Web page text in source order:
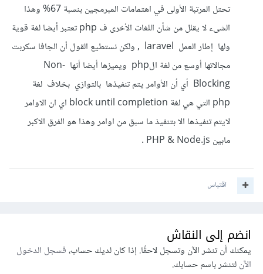
تحتل المرتبة الأولى في اهتمامات المبرمجين بنسبة 67% وهذا
الشىء لا يقلل من شأن اللغات الأخرى ف php تعتبر أيضا لغة قوية
ولها إطار العمل laravel , ولكن نستطيع القول أن الجافا سكربت
مجالاتها أوسع من لغة الphp ويميزها أيضا أنها Non-
Blocking أي أن الأوامر يتم تنفيذها بالتوازي بخلاف لغة
php التي هي لغة block until completion اي ان الاوامر
لايتم تنفيذها الا بتنفيذ ما سبق من اوامر وهذا هو الفرق الاكبر
مابين PHP & Node.js .
اقتباس
انضم إلى النقاش
يمكنك أن تنشر الآن وتسجل لاحقًا. إذا كان لديك حساب،فسجل الدخول
الآنلتنشر باسم حسابك.